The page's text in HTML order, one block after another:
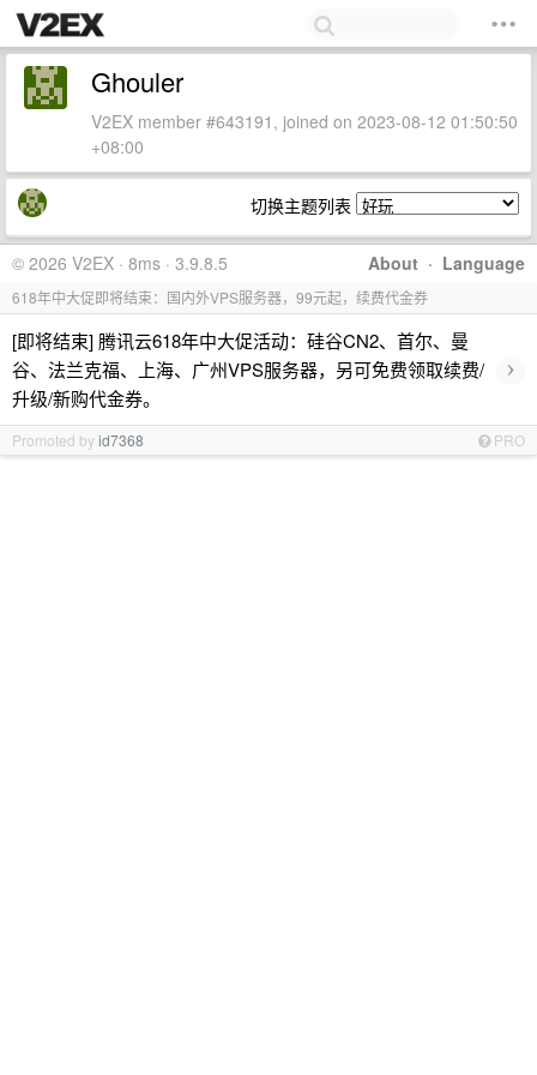
Ghouler
V2EX member #643191, joined on 2023-08-12 01:50:50
+08:00
切换主题列表
About · Language
© 2026 V2EX · 8ms · 3.9.8.5
618年中大促即将结束：国内外VPS服务器，99元起，续费代金券
[即将结束] 腾讯云618年中大促活动：硅谷CN2、首尔、曼
谷、法兰克福、上海、广州VPS服务器，另可免费领取续费/
升级/新购代金券。
›
Promoted byid7368 PRO